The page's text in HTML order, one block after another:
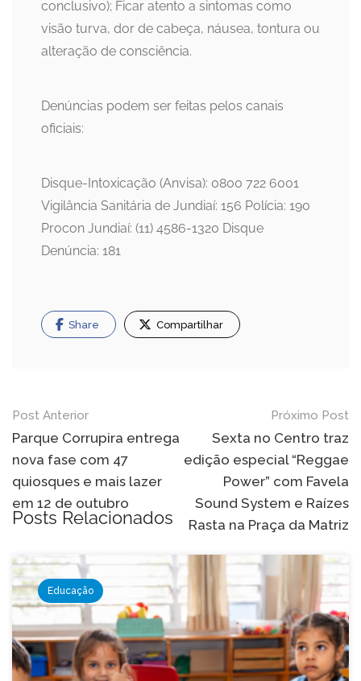
conclusivo); Ficar atento a sintomas como
visão turva, dor de cabeça, náusea, tontura ou
alteração de consciência.
Denúncias podem ser feitas pelos canais
oficiais:
Disque-Intoxicação (Anvisa): 0800 722 6001
Vigilância Sanitária de Jundiaí: 156 Polícia: 190
Procon Jundiaí: (11) 4586-1320 Disque
Denúncia: 181
Share Compartilhar
Navegação
de
Post
Post Anterior
Parque Corrupira entrega
nova fase com 47
quiosques e mais lazer
em 12 de outubro
Próximo Post
Sexta no Centro traz
edição especial “Reggae
Power” com Favela
Sound System e Raízes
Rasta na Praça da Matriz
Posts Relacionados
Educação